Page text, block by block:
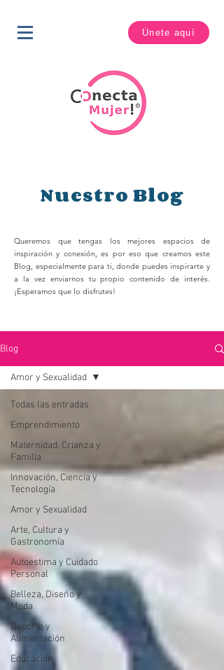
Únete aquí
Nuestro Blog
Queremos que tengas los mejores espacios de
inspiración y conexión, es por eso que creamos este
Blog, especialmente para ti, donde puedes inspirarte y
a la vez enviarnos tu propio contenido de interés.
¡Esperamos que lo disfrutes!
Blog
Todas las entradas
Emprendimiento
Maternidad, Crianza y
Familia
Innovación, Ciencia y
Tecnología
Amor y Sexualidad
Arte, Cultura y
Gastronomía
Autoestima y Cuidado
Personal
Belleza, Diseño y
Moda
Deporte y
Alimentación
Educación
Amor y Sexualidad